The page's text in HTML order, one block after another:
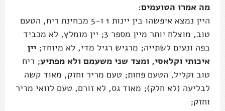
מה אמרו הטועמים:
היין נמצא איפשהו בין יינות 1 ו-5 מבחינת ריח, הטעם
טוב, מוצלח יותר מיין מספר 3; יין מומלץ, לא מכביד
בפה ונעים לשתייה; מרגיש רגיל מדי, לא מיוחד; יין
איכותי וקלאסי, ומצד שני משעמם ולא מפתיע; ריח
טוב וקליל, הטעם פחות; טעם מריר וחזק, מאוד קשה
לבליעה (לא חלק); מאוד גס, לא זורם, טעם לוואי מריר
וחזק;